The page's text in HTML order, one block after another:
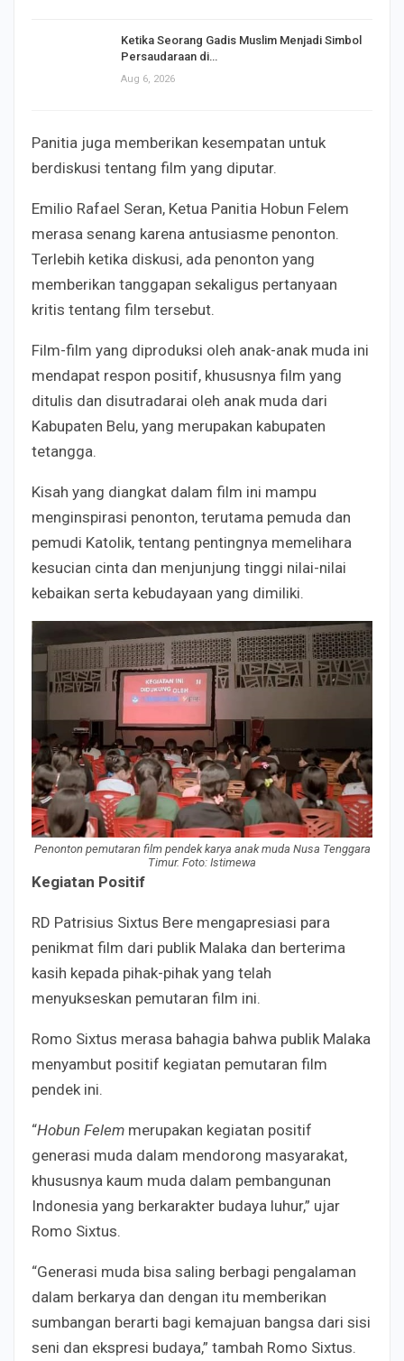
Ketika Seorang Gadis Muslim Menjadi Simbol
Persaudaraan di…
Aug 6, 2026
Panitia juga memberikan kesempatan untuk
berdiskusi tentang film yang diputar.
Emilio Rafael Seran, Ketua Panitia Hobun Felem
merasa senang karena antusiasme penonton.
Terlebih ketika diskusi, ada penonton yang
memberikan tanggapan sekaligus pertanyaan
kritis tentang film tersebut.
Film-film yang diproduksi oleh anak-anak muda ini
mendapat respon positif, khususnya film yang
ditulis dan disutradarai oleh anak muda dari
Kabupaten Belu, yang merupakan kabupaten
tetangga.
Kisah yang diangkat dalam film ini mampu
menginspirasi penonton, terutama pemuda dan
pemudi Katolik, tentang pentingnya memelihara
kesucian cinta dan menjunjung tinggi nilai-nilai
kebaikan serta kebudayaan yang dimiliki.
Penonton pemutaran film pendek karya anak muda Nusa Tenggara
Timur. Foto: Istimewa
Kegiatan Positif
RD Patrisius Sixtus Bere mengapresiasi para
penikmat film dari publik Malaka dan berterima
kasih kepada pihak-pihak yang telah
menyukseskan pemutaran film ini.
Romo Sixtus merasa bahagia bahwa publik Malaka
menyambut positif kegiatan pemutaran film
pendek ini.
“Hobun Felem merupakan kegiatan positif
generasi muda dalam mendorong masyarakat,
khususnya kaum muda dalam pembangunan
Indonesia yang berkarakter budaya luhur,” ujar
Romo Sixtus.
“Generasi muda bisa saling berbagi pengalaman
dalam berkarya dan dengan itu memberikan
sumbangan berarti bagi kemajuan bangsa dari sisi
seni dan ekspresi budaya,” tambah Romo Sixtus.